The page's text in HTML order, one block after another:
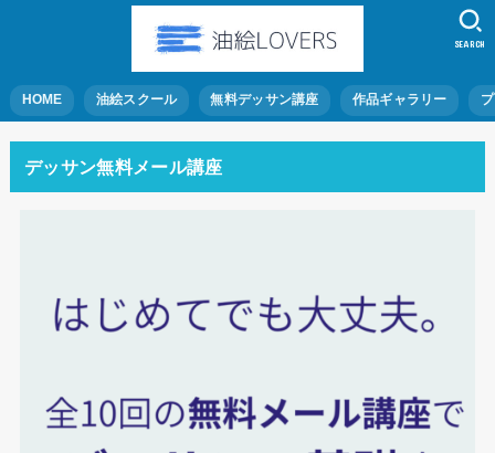
HOME 油絵スクール 無料デッサン講座 作品ギャラリー
SEARCH
デッサン無料メール講座